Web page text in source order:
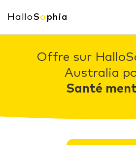
HalloSo phia
Offre sur
Australia
Santé